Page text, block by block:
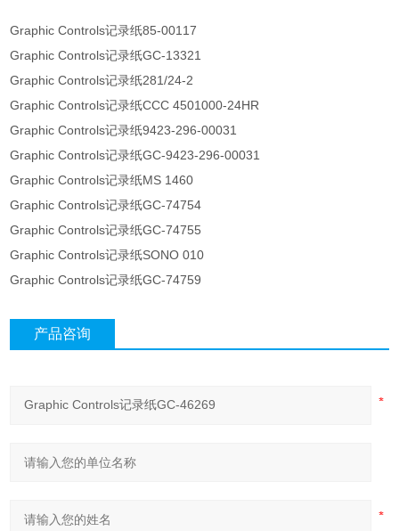
Graphic Controls记录纸85-00117
Graphic Controls记录纸GC-13321
Graphic Controls记录纸281/24-2
Graphic Controls记录纸CCC 4501000-24HR
Graphic Controls记录纸9423-296-00031
Graphic Controls记录纸GC-9423-296-00031
Graphic Controls记录纸MS 1460
Graphic Controls记录纸GC-74754
Graphic Controls记录纸GC-74755
Graphic Controls记录纸SONO 010
Graphic Controls记录纸GC-74759
产品咨询